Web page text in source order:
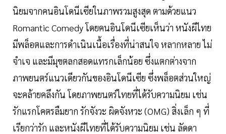
นิยมจากคนอินโดนีเซียในภาพรวมสูงสุด ตามด้วยแนว
Romantic Comedy โดยคนอินโดนีเซียเห็นว่า หนังผีไทย
มีพล็อตและการดำเนินเนื้อเรื่องที่น่าสนใจ หลากหลาย ไม่
จำเจ และมีมุขตลกสอดแทรกเล็กน้อย ซึ่งแตกต่างจาก
ภาพยนตร์แนวเดียวกันของอินโดนีเซีย ซึ่งพล็อตส่วนใหญ่
จะคล้ายคลึงกัน โดยภาพยนตร์ไทยที่ได้รับความนิยม เช่น
รักแรกโคตรลืมยาก รักจังวะ ผิดจังหวะ (OMG) สิ่งเล็ก ๆ ที่
เรียกว่ารัก และหนังผีไทยที่ได้รับความนิยม เช่น ลัดดา